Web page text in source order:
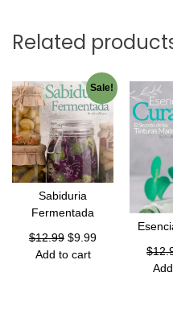
Related
Sale!
Sabiduria
Fermentada
$12.99 $9.99
Add to cart
$